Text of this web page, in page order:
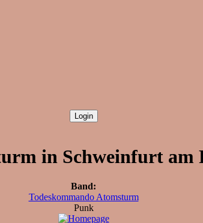
in Schweinfurt am
Band:
Todeskommando Atomsturm
Punk